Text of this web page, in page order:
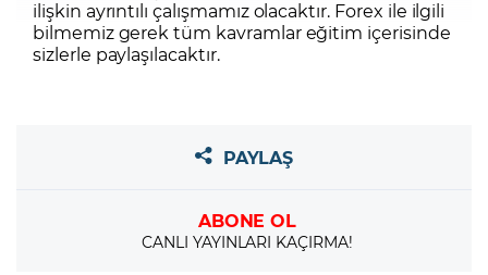
ilişkin ayrıntılı çalışmamız olacaktır. Forex ile ilgili
bilmemiz gerek tüm kavramlar eğitim içerisinde
sizlerle paylaşılacaktır.
PAYLAŞ
ABONE OL
CANLI YAYINLARI KAÇIRMA!